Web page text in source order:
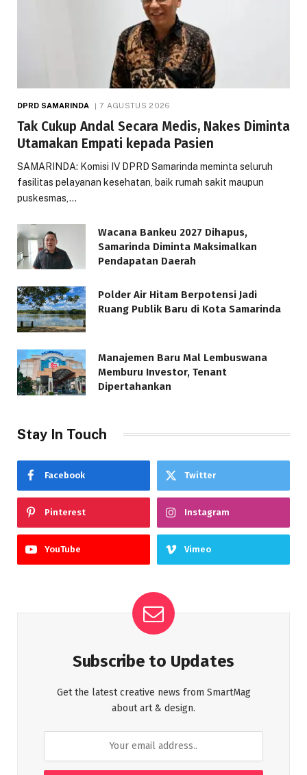
DPRD SAMARINDA 7 AGUSTUS 2026
Tak Cukup Andal Secara Medis, Nakes Diminta
Utamakan Empati kepada Pasien
SAMARINDA: Komisi IV DPRD Samarinda meminta seluruh
fasilitas pelayanan kesehatan, baik rumah sakit maupun
puskesmas,…
Wacana Bankeu 2027 Dihapus,
Samarinda Diminta Maksimalkan
Pendapatan Daerah
Polder Air Hitam Berpotensi Jadi
Ruang Publik Baru di Kota Samarinda
Manajemen Baru Mal Lembuswana
Memburu Investor, Tenant
Dipertahankan
Stay In Touch
Facebook Twitter
Pinterest Instagram
YouTube Vimeo
Subscribe to Updates
Get the latest creative news from SmartMag
about art & design.